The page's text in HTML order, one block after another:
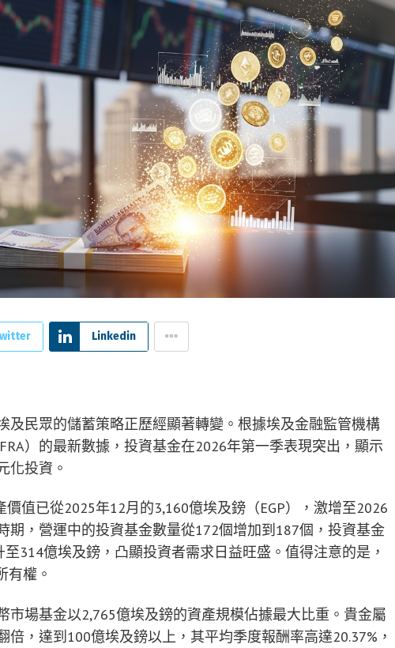
Linkedin
及民眾的儲蓄策略正歷經顯著轉變。根據埃及金融監管機構
FRA）的最新數據，投資基金在2026年第一季表現突出，顯示
化投資。
值已從2025年12月的3,160億埃及鎊（EGP），激增至2026
期，營運中的投資基金數量從172個增加到187個，投資基金
314億埃及鎊，凸顯投資者需求日益旺盛。值得注意的是，
有權。
市場基金以2,765億埃及鎊的資產規模佔據最大比重。貴金屬
，達到100億埃及鎊以上，其平均季度報酬率高達20.37%，